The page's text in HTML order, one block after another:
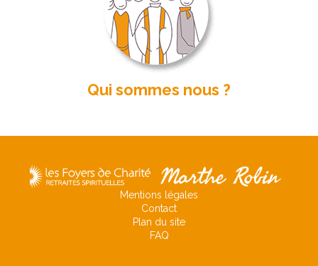
Qui sommes nous ?
Mentions légales
Contact
Plan du site
FAQ